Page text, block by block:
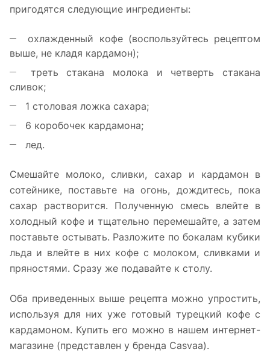
пригодятся следующие ингредиенты:
охлажденный кофе (воспользуйтесь рецептом
выше, не кладя кардамон);
треть стакана молока и четверть стакана
сливок;
1 столовая ложка сахара;
6 коробочек кардамона;
лед.
Смешайте молоко, сливки, сахар и кардамон в
сотейнике, поставьте на огонь, дождитесь, пока
сахар растворится. Полученную смесь влейте в
холодный кофе и тщательно перемешайте, а затем
поставьте остывать. Разложите по бокалам кубики
льда и влейте в них кофе с молоком, сливками и
пряностями. Сразу же подавайте к столу.
Оба приведенных выше рецепта можно упростить,
используя для них уже готовый турецкий кофе с
кардамоном. Купить его можно в нашем интернет-
магазине (представлен у бренда Casvaa).